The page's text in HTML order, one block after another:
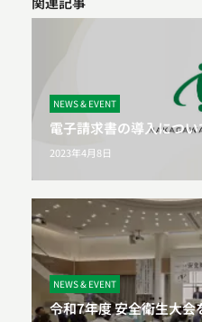
NEWS & EVENT
電子請求書の導入につい
2023年4月8日
NEWS & EVENT
令和7年度 安全衛生大会